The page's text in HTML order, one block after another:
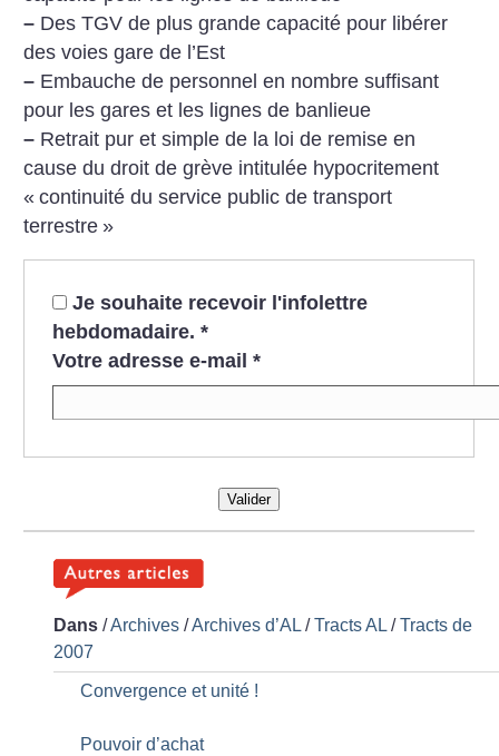
– Des TGV de plus grande capacité pour libérer
des voies gare de l’Est
– Embauche de personnel en nombre suffisant
pour les gares et les lignes de banlieue
– Retrait pur et simple de la loi de remise en
cause du droit de grève intitulée hypocritement
« continuité du service public de transport
terrestre »
Je souhaite recevoir l'infolettre
hebdomadaire. *
Votre adresse e-mail *
Valider
Dans /Archives /Archives d’AL /Tracts AL /Tracts de
2007
Convergence et unité !
Pouvoir d’achat